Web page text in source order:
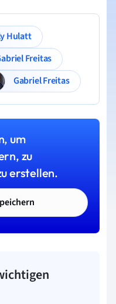
Lily Hulatt
Freitas
Gabriel Freitas
um
zu
erstellen.